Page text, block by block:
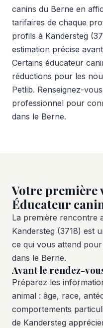
canins du Berne en
tarifaires de chaque
profils à Kandersteg
estimation précise
Certains éducateur
réductions pour les
Petlib. Renseignez-
professionnel pour
dans le Berne.
Votre première
Éducateur
La première rencontre
Kandersteg (3718) est
ce qui vous attend
dans le Berne.
Avant le rendez-
Préparez les
animal : âge, race,
comportements
de Kandersteg